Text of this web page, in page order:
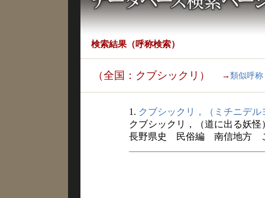
検索結果（呼称検索）
（全国：クブシックリ） → 類似呼称
1. クブシックリ，（ミチニデル
クブシックリ，（道に出る妖怪
長野県史 民俗編 南信地方